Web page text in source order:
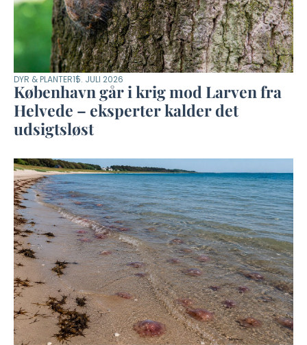
DYR & PLANTER15. JULI 2026
København går i krig mod Larven fra
Helvede – eksperter kalder det
udsigtsløst